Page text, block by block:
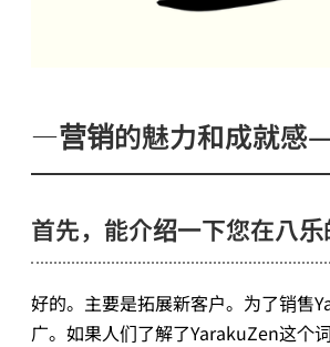
―营销的魅力和成就感
首先，能介绍一下您在八
好的。主要是拓展新客户。为了销售
广。如果人们了解了YarakuZen这个